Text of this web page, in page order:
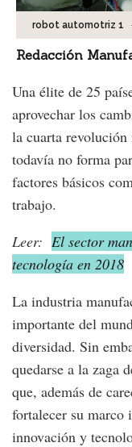
robot automotriz 1
Redacción
Una élite de 25
aprovechar los
la cuarta
todavía no forma
factores básicos
trabajo.
Leer: El sector
tecnología en 2018
La industria
importante del
diversidad. Sin
quedarse a la zaga
que, además de
fortalecer su
innovación y